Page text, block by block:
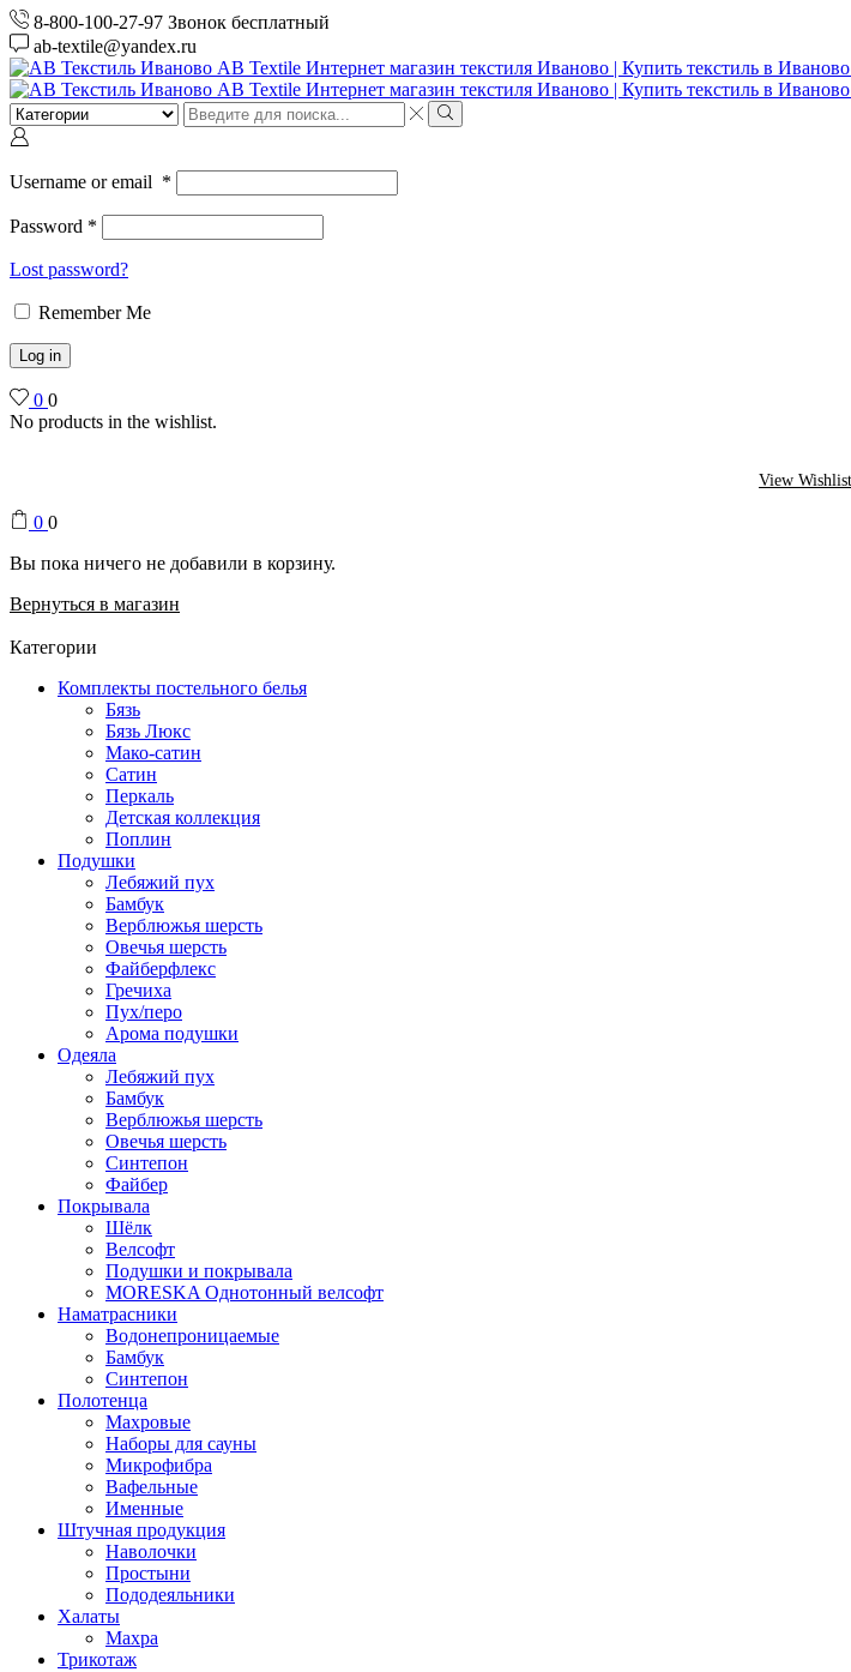
8-800-100-27-97 Звонок бесплатный
ab-textile@yandex.ru
Search
input
Search
Username or email *
Password *
Lost password?
Remember Me
Log in
0 0
No products in the wishlist.
View Wishlist
0 0
Вы пока ничего не добавили в корзину.
Вернуться в магазин
Категории
Комплекты постельного белья
Бязь
Бязь Люкс
Мако-сатин
Сатин
Перкаль
Детская коллекция
Поплин
Подушки
Лебяжий пух
Бамбук
Верблюжья шерсть
Овечья шерсть
Файберфлекс
Гречиха
Пух/перо
Арома подушки
Одеяла
Лебяжий пух
Бамбук
Верблюжья шерсть
Овечья шерсть
Синтепон
Файбер
Покрывала
Шёлк
Велсофт
Подушки и покрывала
MORESKA Однотонный велсофт
Наматрасники
Водонепроницаемые
Бамбук
Синтепон
Полотенца
Махровые
Наборы для сауны
Микрофибра
Вафельные
Именные
Штучная продукция
Наволочки
Простыни
Пододеяльники
Халаты
Махра
Трикотаж